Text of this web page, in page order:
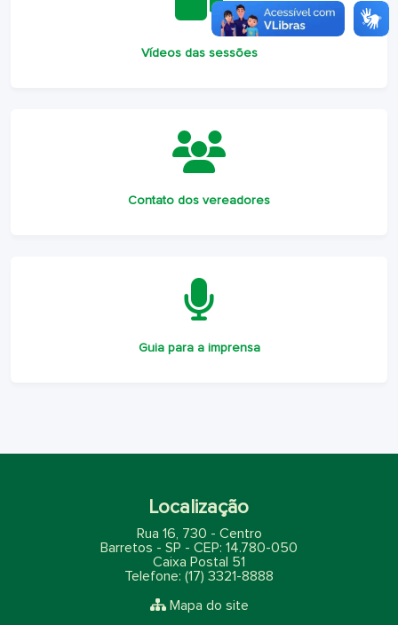
Vídeos das sessões
Contato dos vereadores
Guia para a imprensa
Localização
Rua 16, 730 - Centro
Barretos - SP - CEP: 14.780-050
Caixa Postal 51
Telefone: (17) 3321-8888
Mapa do site